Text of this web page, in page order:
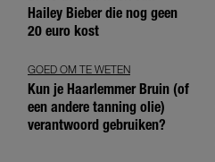
Hailey Bieber die nog geen
20 euro kost
GOED OM TE WETEN
Kun je Haarlemmer Bruin (of
een andere tanning olie)
verantwoord gebruiken?